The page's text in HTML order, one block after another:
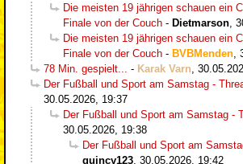
Die meisten 19 jährigen schauen ein
Finale von der Couch - Dietmarson
Die meisten 19 jährigen schauen ein
Finale von der Couch - BVBMenden
78 Min. gespielt...
- Karak Varn
Der Fußball und Sport am Samstag -
30.05.2026, 19:37
Der Fußball und Sport am Samstag -
30.05.2026, 19:38
Der Fußball und Sport am
quincy123 30.05.2026, 19:42